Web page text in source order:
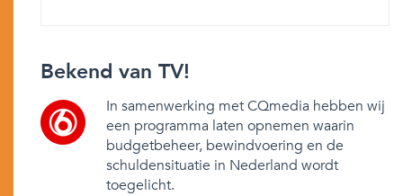
Bekend van TV!
In samenwerking met CQmedia hebben wij
een programma laten opnemen waarin
budgetbeheer, bewindvoering en de
schuldensituatie in Nederland wordt
toegelicht.